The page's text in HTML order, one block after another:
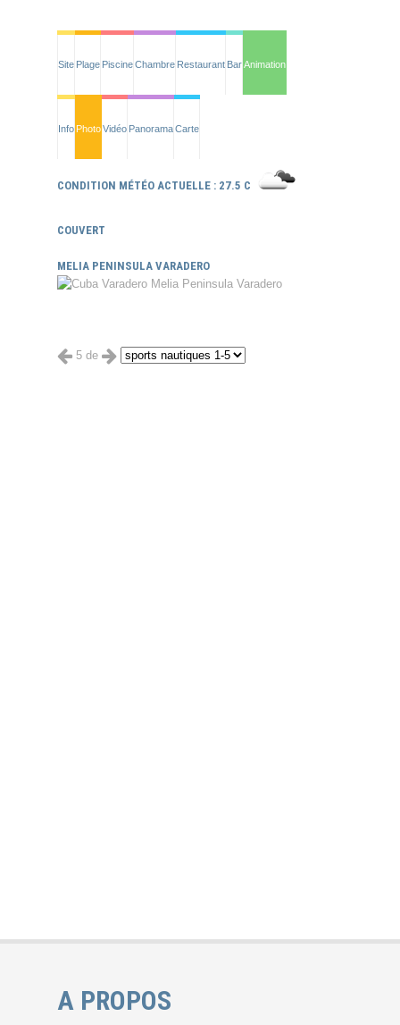
Site Plage PiscineChambre Restaurant BarAnimation
Info PhotoVidéo PanoramaCarte
CONDITION MÉTÉO ACTUELLE : 27.5 C
COUVERT
MELIA PENINSULA VARADERO
5 de
A PROPOS